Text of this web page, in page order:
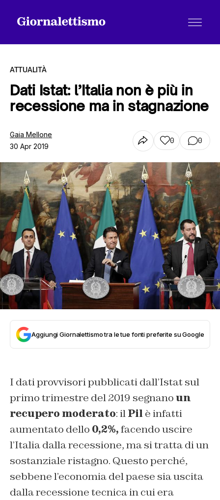
Tutti gli articoli
Chi siamo
Contatti
ATTUALITÀ
Dati Istat: l’Italia non è più in
recessione ma in stagnazione
Gaia Mellone
30 Apr 2019
0 0
Aggiungi Giornalettismo tra le tue fonti preferite su Google
I dati provvisori pubblicati dall’Istat sul
primo trimestre del 2019 segnanoun
recupero moderato: ilPil è infatti
aumentato dello 0,2%,facendo uscire
l’Italia dalla recessione, ma si tratta di un
sostanziale ristagno. Questo perché,
sebbene l’economia del paese sia uscita
dalla recessione tecnica in cui era